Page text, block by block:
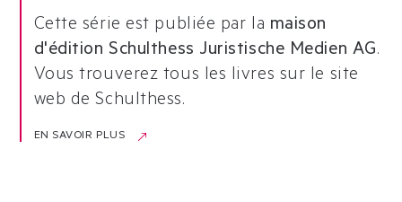
Cette série est publiée par la maison
d'édition Schulthess Juristische Medien AG.
Vous trouverez tous les livres sur le site
web de Schulthess.
EN SAVOIR PLUS